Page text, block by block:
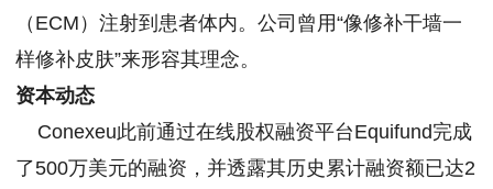
（ECM）注射到患者体内。公司曾用“像修补干墙一
样修补皮肤”来形容其理念。
资本动态
Conexeu此前通过在线股权融资平台Equifund完成
了500万美元的融资，并透露其历史累计融资额已达2